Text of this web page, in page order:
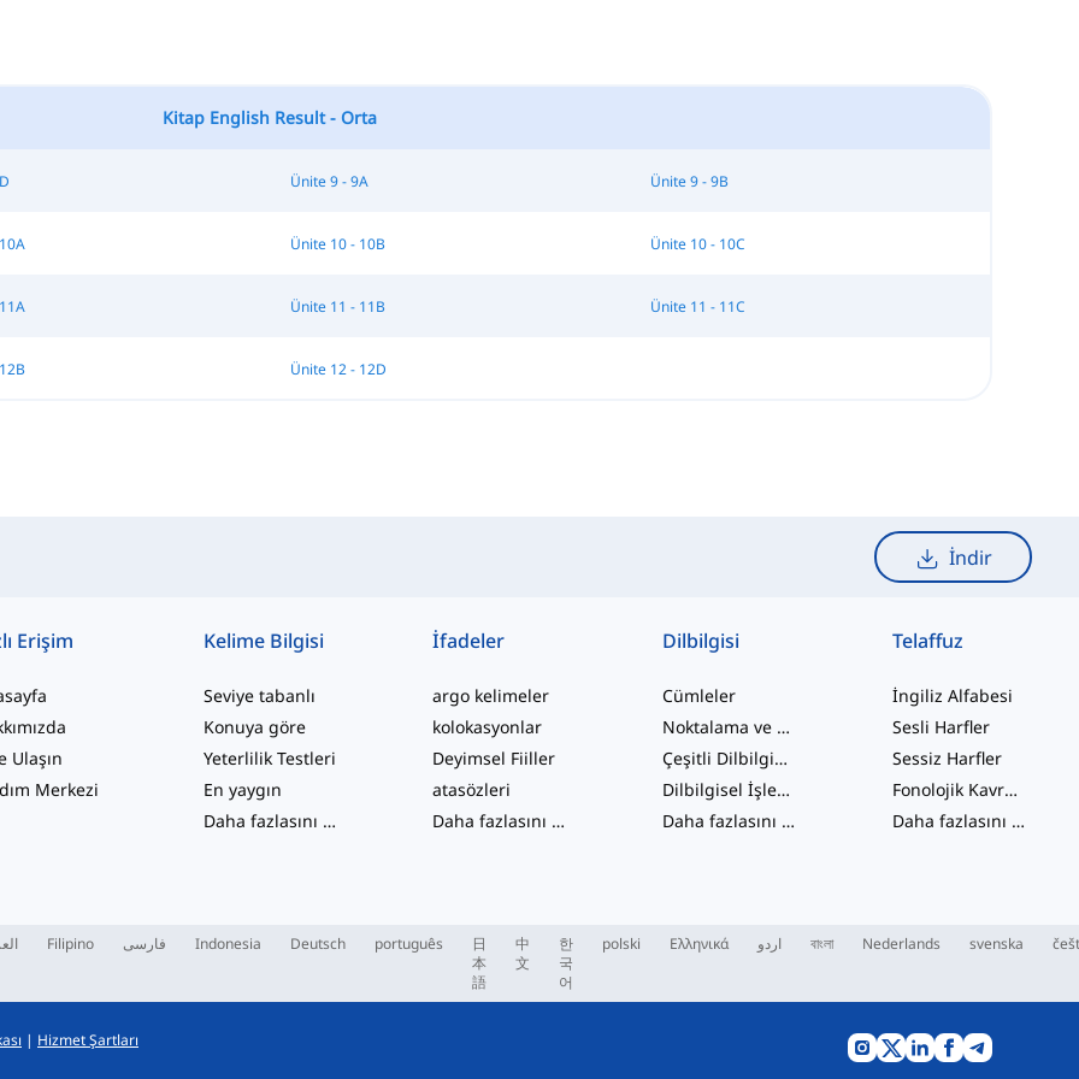
Kitap English Result - Orta
Ünite 9 - 9A Ünite 9 - 9B
Ünite 10 - 10B Ünite 10 - 10C
Ünite 11 - 11B Ünite 11 - 11C
Ünite 12 - 12D
İndir
Erişim
Ulaşın
Merkezi
Kelime Bilgisi
Seviye tabanlı
Konuya göre
Yeterlilik Testleri
En yaygın
Daha fazlasını gör
İfadeler
argo kelimeler
kolokasyonlar
Deyimsel Fiiller
atasözleri
Daha fazlasını gör
Dilbilgisi
Cümleler
Noktalama ve Yazım
Çeşitli Dilbilgisi Konuları
Dilbilgisel İşlevler
Daha fazlasını gör
Telaffuz
İngiliz Alfabesi
Sesli Harfler
Sessiz Harfler
Fonolojik Kavramlar
Daha fazlasını gör
Filipino فارسی Indonesia Deutsch português
日
本
語
中
文
한
국
어
polski Ελληνικά اردو বাংলা Nederlands svenska
| Hizmet Şartları